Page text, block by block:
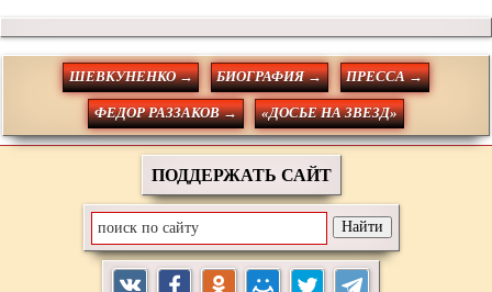
ШЕВКУНЕНКО → БИОГРАФИЯ → ПРЕССА →
ФЕДОР РАЗЗАКОВ → «ДОСЬЕ НА ЗВЕЗД»
ПОДДЕРЖАТЬ САЙТ